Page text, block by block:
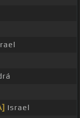
Israel